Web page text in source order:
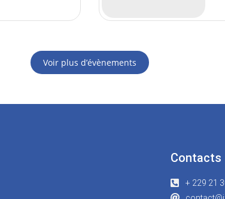
Voir plus d’évènements
Contacts
+ 229 21